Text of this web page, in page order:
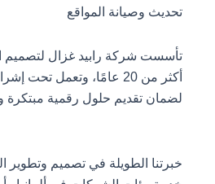
تحديث وصيانة المواقع
تأسست شركة رابيد غزال لتصميم
أكثر من 20 عامًا، وتعمل
لضمان تقديم حلول رقمية مبتكرة
خبرتنا الطويلة في تصميم وتطوير